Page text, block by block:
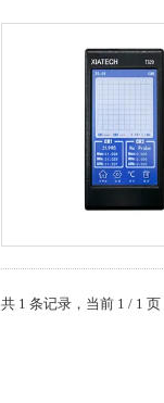
共 1 条记录，当前 1 / 1